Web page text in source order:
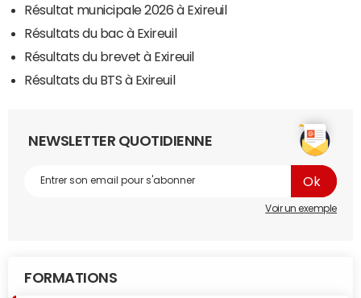
Résultat municipale 2026 à Exireuil
Résultats du bac à Exireuil
Résultats du brevet à Exireuil
Résultats du BTS à Exireuil
NEWSLETTER QUOTIDIENNE
Voir un exemple
FORMATIONS